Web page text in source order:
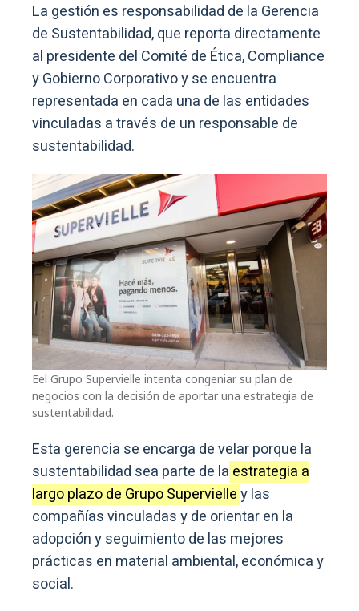
La gestión es responsabilidad de la Gerencia
de Sustentabilidad, que reporta directamente
al presidente del Comité de Ética, Compliance
y Gobierno Corporativo y se encuentra
representada en cada una de las entidades
vinculadas a través de un responsable de
sustentabilidad.
Eel Grupo Supervielle intenta congeniar su plan de
negocios con la decisión de aportar una estrategia de
sustentabilidad.
Esta gerencia se encarga de velar porque la
sustentabilidad sea parte de la estrategia a
largo plazo de Grupo Supervielley las
compañías vinculadas y de orientar en la
adopción y seguimiento de las mejores
prácticas en material ambiental, económica y
social.